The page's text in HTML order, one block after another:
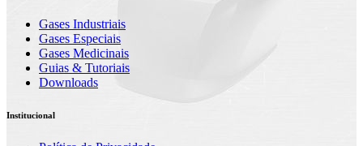
Gases Industriais
Gases Especiais
Gases Medicinais
Guias & Tutoriais
Downloads
Institucional